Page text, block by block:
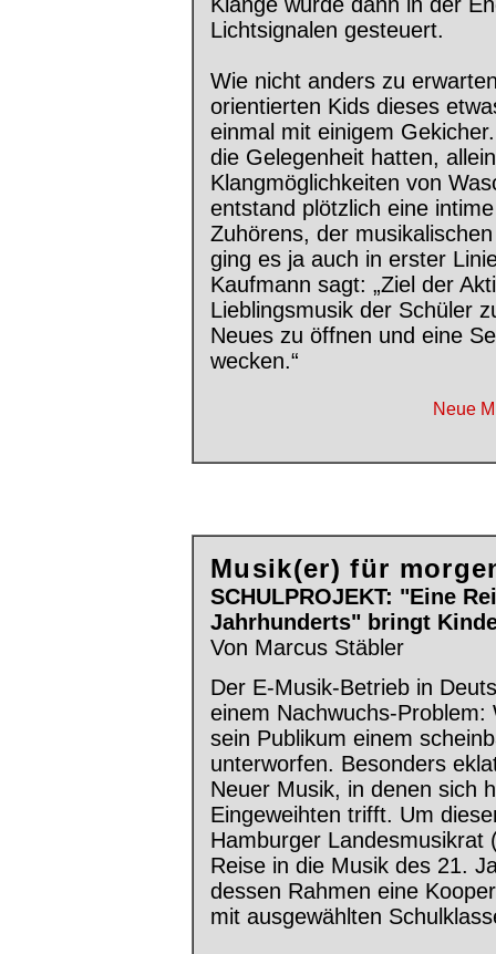
Lichtsignalen gesteuert.
Wie nicht anders zu
orientierten Kids dieses
einmal mit einigem
die Gelegenheit hatten,
Klangmöglichkeiten von
entstand plötzlich eine
Zuhörens, der
ging es ja auch in erster
Kaufmann sagt: „Ziel der
Lieblingsmusik der Schüler
Neues zu öffnen und eine
wecken.“
Neue
Musik(er) für
SCHULPROJEKT: "Eine
Jahrhunderts" bringt
Von Marcus Stäbler
Der E-Musik-Betrieb in
einem Nachwuchs-
sein Publikum einem
unterworfen. Besonders
Neuer Musik, in denen sich
Eingeweihten trifft. Um
Hamburger Landesmusikrat
Reise in die Musik des 21.
dessen Rahmen eine
mit ausgewählten